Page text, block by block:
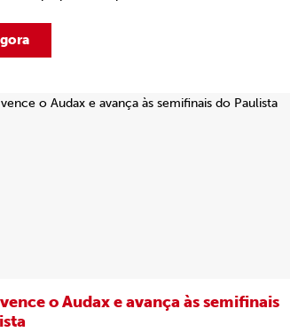
o Audax e avança às semifinais